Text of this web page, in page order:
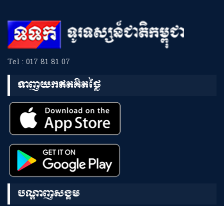
Tel : 017 81 81 07
ទាញយកឥតគិតថ្លៃ
បណ្តាញសង្គម